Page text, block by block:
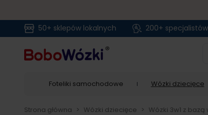
50+ sklepów lokalnych 200+ specjalistów
Foteliki samochodowe Wózki dziecięce
Strona główna > Wózki dziecięce > Wózki 3w1 z bazą